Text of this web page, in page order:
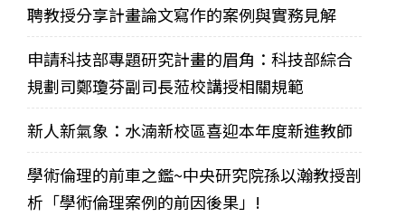
聘教授分享計畫論文寫作的案例與實務見解
申請科技部專題研究計畫的眉角：科技部綜合
規劃司鄭瓊芬副司長蒞校講授相關規範
新人新氣象：水湳新校區喜迎本年度新進教師
學術倫理的前車之鑑~中央研究院孫以瀚教授剖
析「學術倫理案例的前因後果」!